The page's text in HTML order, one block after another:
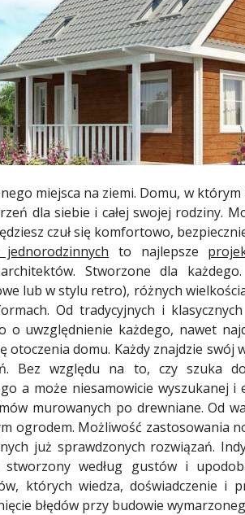
miejsca na ziemi. Domu, w
dla siebie i całej swojej rodziny.
czuł się komfortowo,
to najlepsze
architektów. Stworzone dla
lub w stylu retro), różnych
Od tradycyjnych i
o uwzględnienie każdego, nawet
otoczenia domu. Każdy znajdzie swój
Bez względu na to, czy szuka
a może niesamowicie wyszukanej
murowanych po drewniane. Od
ogrodem. Możliwość zastosowania
już sprawdzonych rozwiązań.
według gustów i
których wiedza, doświadczenie i
błędów przy budowie